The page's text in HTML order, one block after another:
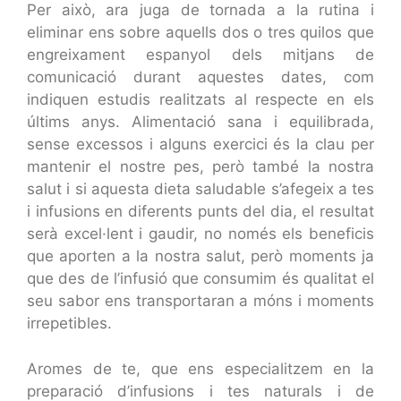
Per això, ara juga de tornada a la rutina i
eliminar ens sobre aquells dos o tres quilos que
engreixament espanyol dels mitjans de
comunicació durant aquestes dates, com
indiquen estudis realitzats al respecte en els
últims anys. Alimentació sana i equilibrada,
sense excessos i alguns exercici és la clau per
mantenir el nostre pes, però també la nostra
salut i si aquesta dieta saludable s’afegeix a tes
i infusions en diferents punts del dia, el resultat
serà excel·lent i gaudir, no només els beneficis
que aporten a la nostra salut, però moments ja
que des de l’infusió que consumim és qualitat el
seu sabor ens transportaran a móns i moments
irrepetibles.
Aromes de te, que ens especialitzem en la
preparació d’infusions i tes naturals i de